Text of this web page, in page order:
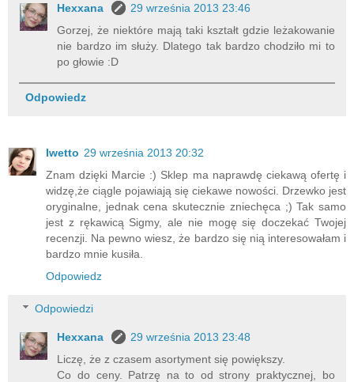
Hexxana
29 września 2013 23:46
Gorzej, że niektóre mają taki kształt gdzie leżakowanie
nie bardzo im służy. Dlatego tak bardzo chodziło mi to
po głowie :D
Odpowiedz
Iwetto 29 września 2013 20:32
Znam dzięki Marcie :) Sklep ma naprawdę ciekawą ofertę i
widzę,że ciągle pojawiają się ciekawe nowości. Drzewko jest
oryginalne, jednak cena skutecznie zniechęca ;) Tak samo
jest z rękawicą Sigmy, ale nie mogę się doczekać Twojej
recenzji. Na pewno wiesz, że bardzo się nią interesowałam i
bardzo mnie kusiła.
Odpowiedz
Odpowiedzi
Hexxana
29 września 2013 23:48
Liczę, że z czasem asortyment się powiększy.
Co do ceny. Patrzę na to od strony praktycznej, bo